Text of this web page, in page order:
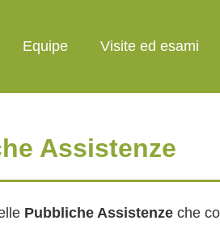
Equipe Visite ed esami
Assistenze
Pubbliche Assistenze che